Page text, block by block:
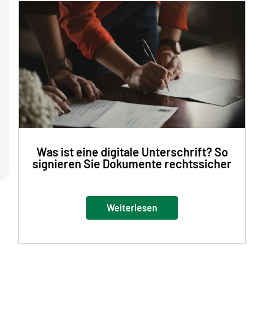
Was ist eine digitale Unterschrift? So
signieren Sie Dokumente rechtssicher
Weiterlesen